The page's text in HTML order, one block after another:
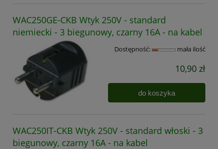
WAC250GE-CKB Wtyk 250V - standard
niemiecki - 3 biegunowy, czarny 16A - na kabel
Dostępność: mała ilość
10,90 zł
do koszyka
WAC250IT-CKB Wtyk 250V - standard włoski - 3
biegunowy, czarny 16A - na kabel